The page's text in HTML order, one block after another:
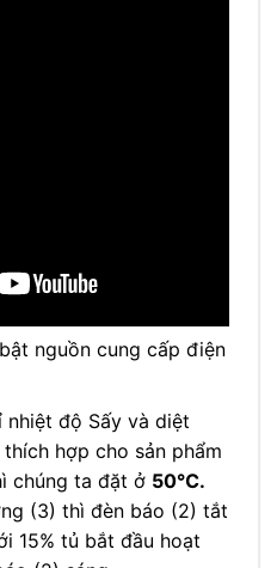
nguồn cung cấp điện
nhiệt độ Sấy và diệt
hợp cho sản phẩm
chúng ta đặt ở 50℃.
(3) thì đèn báo (2) tắt
15% tủ bắt đầu hoạt